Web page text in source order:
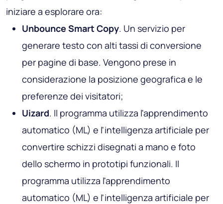
iniziare a esplorare ora:
Unbounce Smart Copy. Un servizio per
generare testo con alti tassi di conversione
per pagine di base. Vengono prese in
considerazione la posizione geografica e le
preferenze dei visitatori;
Uizard. Il programma utilizza l'apprendimento
automatico (ML) e l'intelligenza artificiale per
convertire schizzi disegnati a mano e foto
dello schermo in prototipi funzionali. Il
programma utilizza l'apprendimento
automatico (ML) e l'intelligenza artificiale per